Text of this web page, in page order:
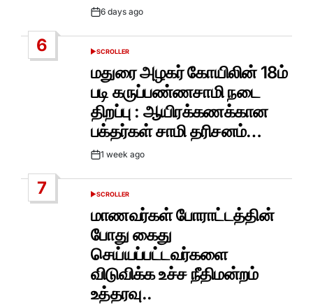
Post6 days ago
6
POSTED
SCROLLER
மதுரை அழகர் கோயிலின் 18ம்
படி கருப்பண்ணசாமி நடை
திறப்பு : ஆயிரக்கணக்கான
பக்தர்கள் சாமி தரிசனம்…
Post1 week ago
7
POSTED
SCROLLER
மாணவர்கள் போராட்டத்தின்
போது கைது
செய்யப்பட்டவர்களை
விடுவிக்க உச்ச நீதிமன்றம்
உத்தரவு..